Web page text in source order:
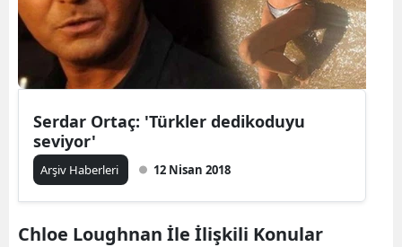
Serdar Ortaç: 'Türkler dedikoduyu
seviyor'
Arşiv Haberleri 12 Nisan 2018
Chloe Loughnan İle İlişkili Konular